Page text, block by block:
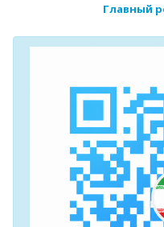
Главный